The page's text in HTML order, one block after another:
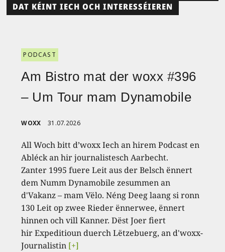
DAT KÉINT IECH OCH INTERESSÉIEREN
PODCAST
Am Bistro mat der woxx #396
– Um Tour mam Dynamobile
WOXX 31.07.2026
All Woch bitt d’woxx Iech an hirem Podcast en
Abléck an hir journalistesch Aarbecht.
Zanter 1995 fuere Leit aus der Belsch ënnert
dem Numm Dynamobile zesummen an
d'Vakanz – mam Vëlo. Néng Deeg laang si ronn
130 Leit op zwee Rieder ënnerwee, ënnert
hinnen och vill Kanner. Dëst Joer fiert
hir Expeditioun duerch Lëtzebuerg, an d'woxx-
Journalistin [+]